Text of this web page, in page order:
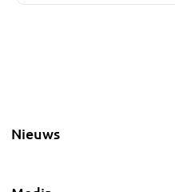
Nieuws